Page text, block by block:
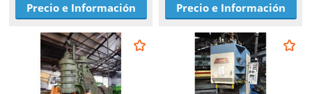
Precio e Información Precio e Información